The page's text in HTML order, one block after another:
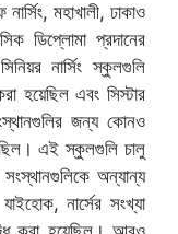
মহাখালী, ঢাকাও
ডিপ্লোমা প্রদানের
নার্সিং স্কুলগুলি
হয়েছিল এবং সিস্টার
জন্য কোনও
এই স্কুলগুলি চালু
অন্যান্য
নার্সের সংখ্যা